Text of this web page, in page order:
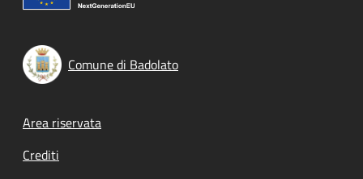
Comune di Badolato
Footer menu
Area riservata
Crediti